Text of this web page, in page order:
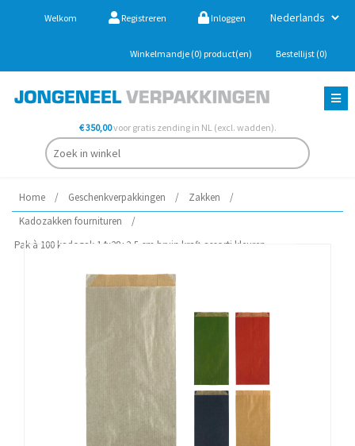
Welkom Registreren Inloggen
Winkelmandje (0) product(en) Bestellijst (0)
€ 350,00voor gratis zending in NL (excl. wadden).
Home / Geschenkverpakkingen / Zakken
/
Kadozakken fournituren
/
Pak à 100 kadozak 14x28+2,5 cm bruin kraft assorti kleuren